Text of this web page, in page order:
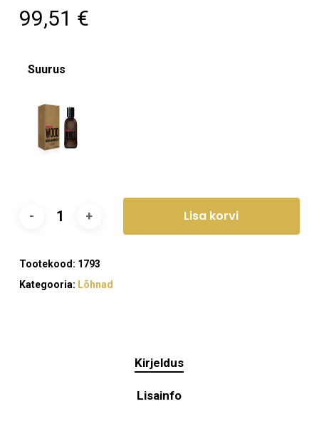
99,51 €
Suurus
Lisa korvi
Tootekood: 1793
Kategooria: Lõhnad
Kirjeldus
Lisainfo